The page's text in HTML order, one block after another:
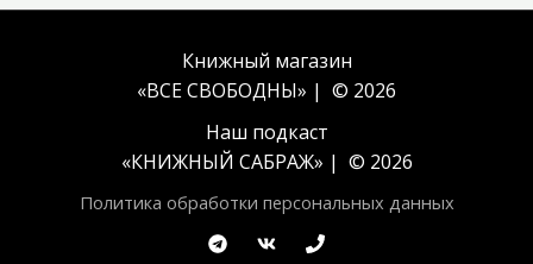
Книжный магазин
«ВСЕ СВОБОДНЫ» | © 2026
Наш подкаст
«КНИЖНЫЙ САБРАЖ» | © 2026
Политика обработки персональных данных